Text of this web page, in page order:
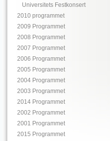
Universitets Festkonsert
2010 programmet
2009 Programmet
2008 Programmet
2007 Programmet
2006 Programmet
2005 Programmet
2004 Programmet
2003 Programmet
2014 Programmet
2002 Programmet
2001 Programmet
2015 Programmet